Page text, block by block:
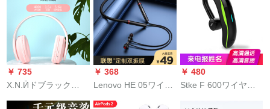
ムゲームゲームゲー
ムゲームゲームゲー
ムゲームゲームゲー
ムゲームゲームゲー
ムゲームゲームゲー
ムゲームコンポーネ
ントコンポーネント
ックバックバックバ
ックバックフリーフ
リープランプランプ
ランプランプランプ
ランプランプランプ
ランプランプランプ
ランプランプランプ
ランプランプランプ
X Sport AM 61
Lanning gmag negネ
ット防水ワイアレン
ナイトナイト（幻夜
黒）はHUAWEI
ONKAケタに適用され
ます。
ポーツスポーツニワ
トリ音楽携帯电话の
イヤホーンはファァ
ァイイoppo Miss
iPhone 8/11/12 Pro无
线イヤホーン月光白
に适用されます。
￥ 735
X.N.Ӣドブラック
￥ 368
Lenovo HE 05ワイヤ
￥ 480
Stke F 600ワイヤの